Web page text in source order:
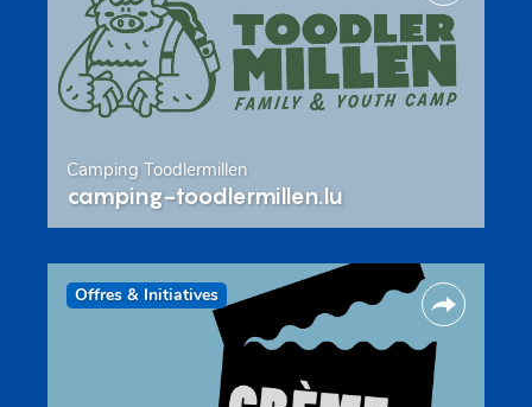
Camping Toodlermillen
camping-toodlermillen.lu
Offres & Initiatives